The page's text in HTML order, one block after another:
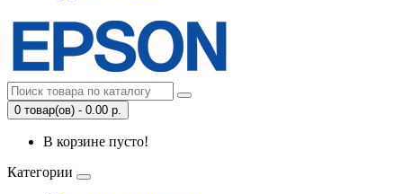
0 товар(ов) - 0.00 р.
В корзине пусто!
Категории